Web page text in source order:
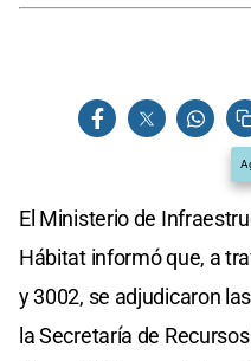
El Ministerio de
Hábitat informó que, a
y 3002, se adjudicaron
la Secretaría de